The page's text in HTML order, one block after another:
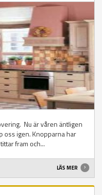
Nu är våren äntligen
oss igen. Knopparna har
fram och...
LÄS MER